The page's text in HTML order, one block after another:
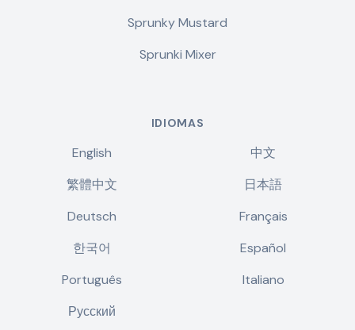
Sprunky Mustard
Sprunki Mixer
IDIOMAS
English
中文
繁體中文
日本語
Deutsch
Français
한국어
Español
Português
Italiano
Русский